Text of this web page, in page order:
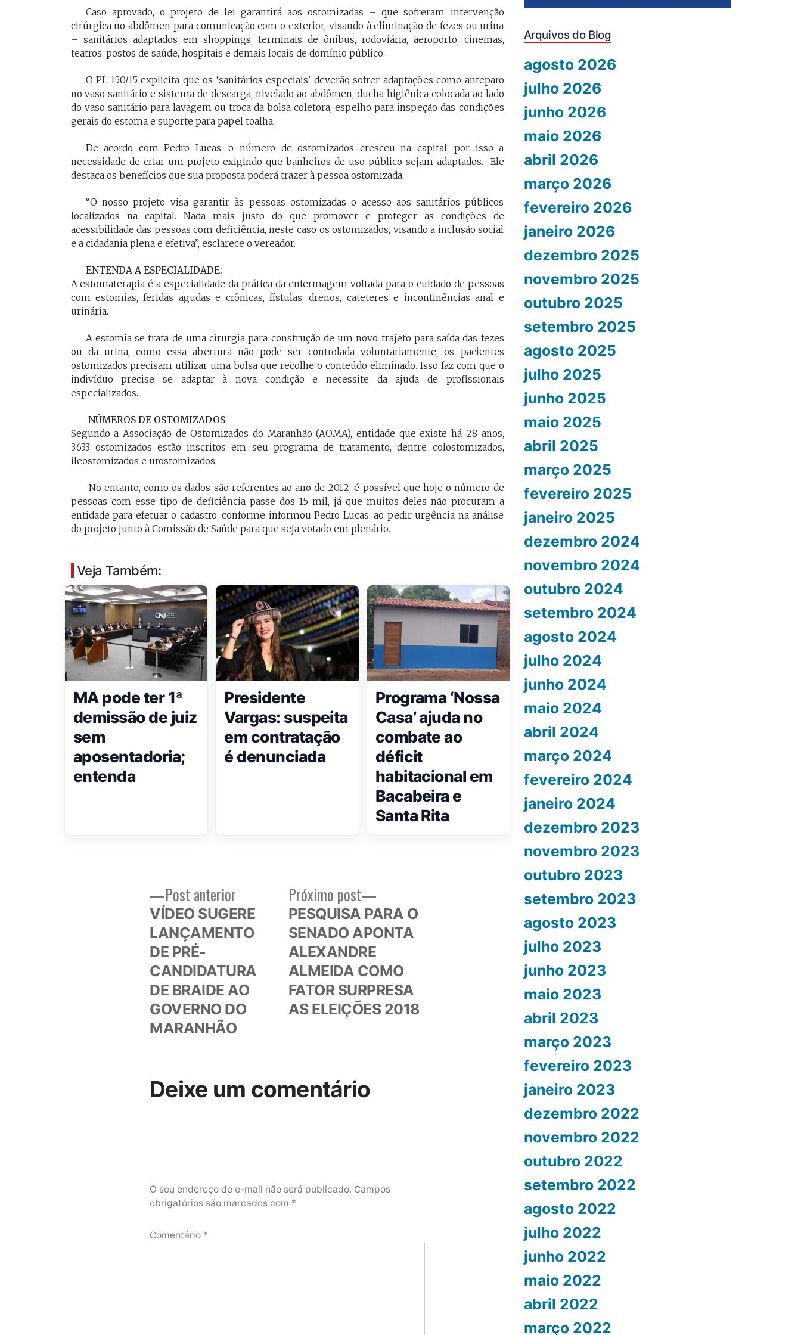
Caso aprovado, o projeto de lei garantirá aos ostomizadas – que sofreram intervenção
cirúrgica no abdômen para comunicação com o exterior, visando à eliminação de fezes ou urina
– sanitários adaptados em shoppings, terminais de ônibus, rodoviária, aeroporto, cinemas,
teatros, postos de saúde, hospitais e demais locais de domínio público.
O PL 150/15 explicita que os ‘sanitários especiais’ deverão sofrer adaptações como anteparo
no vaso sanitário e sistema de descarga, nivelado ao abdômen, ducha higiênica colocada ao lado
do vaso sanitário para lavagem ou troca da bolsa coletora, espelho para inspeção das condições
gerais do estoma e suporte para papel toalha.
De acordo com Pedro Lucas, o número de ostomizados cresceu na capital, por isso a
necessidade de criar um projeto exigindo que banheiros de uso público sejam adaptados. Ele
destaca os benefícios que sua proposta poderá trazer à pessoa ostomizada.
“O nosso projeto visa garantir às pessoas ostomizadas o acesso aos sanitários públicos
localizados na capital. Nada mais justo do que promover e proteger as condições de
acessibilidade das pessoas com deficiência, neste caso os ostomizados, visando a inclusão social
e a cidadania plena e efetiva”, esclarece o vereador.
ENTENDA A ESPECIALIDADE:
A estomaterapia é a especialidade da prática da enfermagem voltada para o cuidado de pessoas
com estomias, feridas agudas e crônicas, fístulas, drenos, cateteres e incontinências anal e
urinária.
A estomia se trata de uma cirurgia para construção de um novo trajeto para saída das fezes
ou da urina, como essa abertura não pode ser controlada voluntariamente, os pacientes
ostomizados precisam utilizar uma bolsa que recolhe o conteúdo eliminado. Isso faz com que o
indivíduo precise se adaptar à nova condição e necessite da ajuda de profissionais
especializados.
NÚMEROS DE OSTOMIZADOS
Segundo a Associação de Ostomizados do Maranhão (AOMA), entidade que existe há 28 anos,
3.633 ostomizados estão inscritos em seu programa de tratamento, dentre colostomizados,
ileostomizados e urostomizados.
No entanto, como os dados são referentes ao ano de 2012, é possível que hoje o número de
pessoas com esse tipo de deficiência passe dos 15 mil, já que muitos deles não procuram a
entidade para efetuar o cadastro, conforme informou Pedro Lucas, ao pedir urgência na análise
do projeto junto à Comissão de Saúde para que seja votado em plenário.
Veja Também:
MA pode ter 1ª
demissão de juiz
sem
aposentadoria;
entenda
Presidente
Vargas: suspeita
em contratação
é denunciada
Programa ‘Nossa
Casa’ ajuda no
combate ao
déficit
habitacional em
Bacabeira e
Santa Rita
Navegação
Post anterior
anterior:
VÍDEO SUGERE
LANÇAMENTO
DE PRÉ-
CANDIDATURA
DE BRAIDE AO
GOVERNO DO
MARANHÃO
Próximo post
Próximo
post:
PESQUISA PARA O
SENADO APONTA
ALEXANDRE
ALMEIDA COMO
FATOR SURPRESA
AS ELEIÇÕES 2018
Deixe um comentário
O seu endereço de e-mail não será publicado. Campos
obrigatórios são marcados com *
Comentário *
Arquivos do Blog
agosto 2026
julho 2026
junho 2026
maio 2026
abril 2026
março 2026
fevereiro 2026
janeiro 2026
dezembro 2025
novembro 2025
outubro 2025
setembro 2025
agosto 2025
julho 2025
junho 2025
maio 2025
abril 2025
março 2025
fevereiro 2025
janeiro 2025
dezembro 2024
novembro 2024
outubro 2024
setembro 2024
agosto 2024
julho 2024
junho 2024
maio 2024
abril 2024
março 2024
fevereiro 2024
janeiro 2024
dezembro 2023
novembro 2023
outubro 2023
setembro 2023
agosto 2023
julho 2023
junho 2023
maio 2023
abril 2023
março 2023
fevereiro 2023
janeiro 2023
dezembro 2022
novembro 2022
outubro 2022
setembro 2022
agosto 2022
julho 2022
junho 2022
maio 2022
abril 2022
março 2022